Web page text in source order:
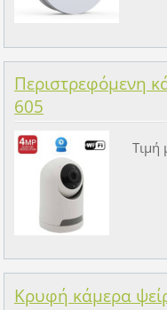
Περιστρεφόμενη
605
Τιμή
Κρυφή κάμερα